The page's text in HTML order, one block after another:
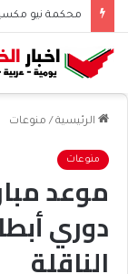
محكمة نيو
الرئيسية / منوعات
منوعات
موعد
دوري
الناقلة